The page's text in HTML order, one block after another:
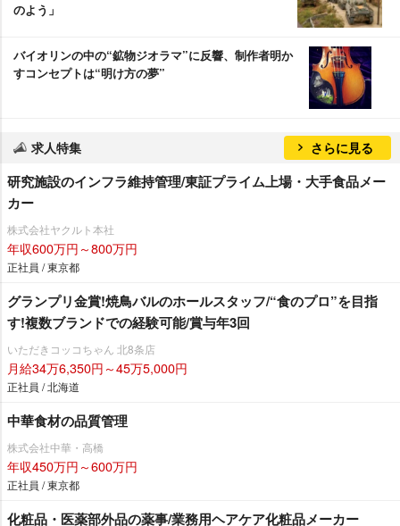
のよう」
バイオリンの中の“鉱物ジオラマ”に反響、制作者明か
すコンセプトは“明け方の夢”
求人特集 さらに見る
研究施設のインフラ維持管理/東証プライム上場・大手食品メー
カー
株式会社ヤクルト本社
年収600万円～800万円
正社員 / 東京都
グランプリ金賞!焼鳥バルのホールスタッフ/“食のプロ”を目指
す!複数ブランドでの経験可能/賞与年3回
いただきコッコちゃん 北8条店
月給34万6,350円～45万5,000円
正社員 / 北海道
中華食材の品質管理
株式会社中華・高橋
年収450万円～600万円
正社員 / 東京都
化粧品・医薬部外品の薬事/業務用ヘアケア化粧品メーカー